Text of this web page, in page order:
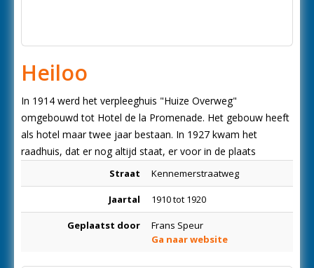
Heiloo
In 1914 werd het verpleeghuis "Huize Overweg"
omgebouwd tot Hotel de la Promenade. Het gebouw heeft
als hotel maar twee jaar bestaan. In 1927 kwam het
raadhuis, dat er nog altijd staat, er voor in de plaats
Straat Kennemerstraatweg
Jaartal 1910 tot 1920
Geplaatst door
Frans Speur
Ga naar website